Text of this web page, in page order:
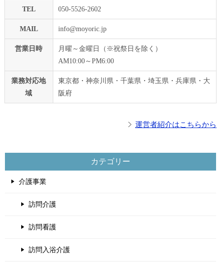
TEL 050-5526-2602
MAIL info@moyoric.jp
営業日時
月曜～金曜日（※祝祭日を除く）
AM10:00～PM6:00
業務対応地
域
東京都・神奈川県・千葉県・埼玉県・兵庫県・大
阪府
運営者紹介はこちらから
カテゴリー
介護事業
訪問介護
訪問看護
訪問入浴介護